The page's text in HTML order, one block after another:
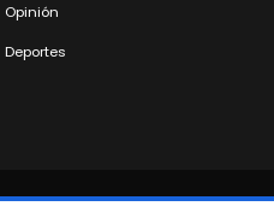
Opinión
Deportes